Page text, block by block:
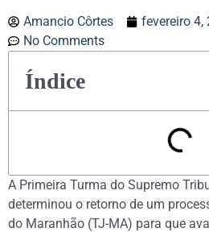
Amancio Côrtes fevereiro 4,
No Comments
Índice
A Primeira Turma do Supremo
determinou o retorno de um
do Maranhão (TJ-MA) para que